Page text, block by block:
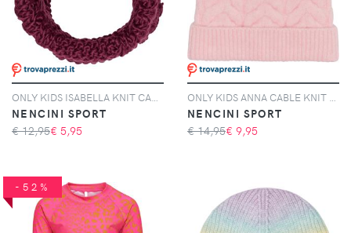
NENCINI SPORT
€ 12,95€ 5,95
NENCINI SPORT
€ 14,95€ 9,95
-52%